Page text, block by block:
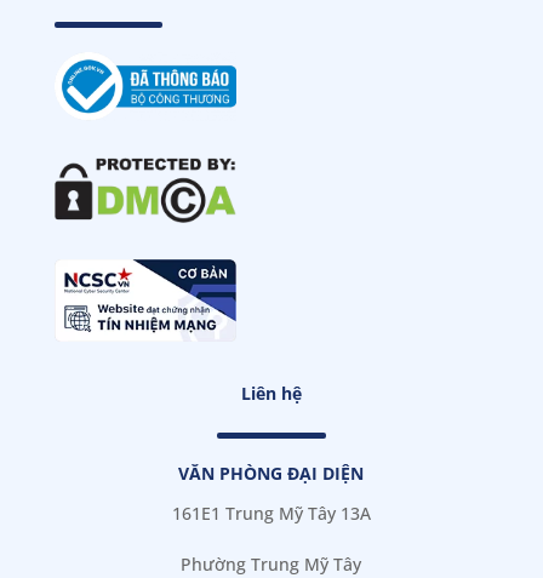
Liên hệ
VĂN PHÒNG ĐẠI DIỆN
161E1 Trung Mỹ Tây 13A
Phường Trung Mỹ Tây